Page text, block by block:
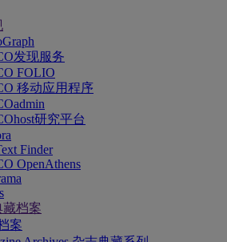
发现服务
FOLIO
移动应用程序
研究平台
Finder
OpenAthens
档案
案